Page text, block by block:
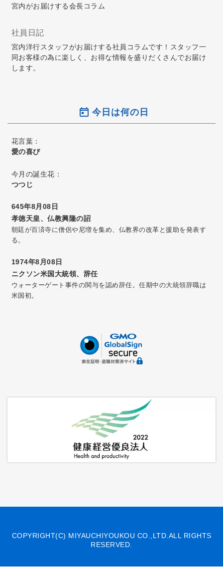
宮内がお届けする会長コラム
社員日記
宮内洋行スタッフがお届けする社員コラムです！スタッフ一
同お客様の為に楽しく、お得な情報を盛りだくさんでお届け
します。
今日は何の日
花言葉：
愛の喜び
今月の誕生花：
つつじ
645年8月08日
孝徳天皇、仏教興隆の詔
朝廷が百済寺に僧侶や尼増を集め、仏教界の改革と援助を発表す
る。
1974年8月08日
ニクソン米国大統領、辞任
ウォーターゲート事件の関与を認め辞任。任期中の大統領辞職は
米国初。
COPYRIGHT(C) MIYAUCHIYOUKOU CO.,LTD.ALL RIGHTS
RESERVED.